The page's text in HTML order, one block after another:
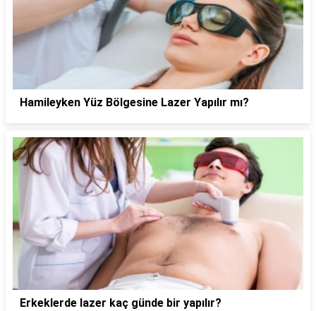
Hamileyken Yüz Bölgesine Lazer Yapılır mı?
Erkeklerde lazer kaç günde bir yapılır?